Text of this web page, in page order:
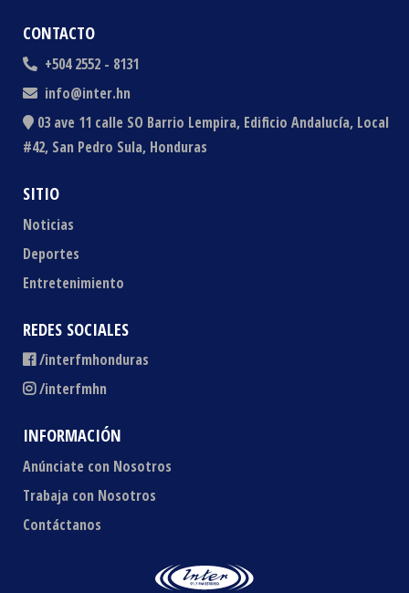
CONTACTO
+504 2552 - 8131
info@inter.hn
03 ave 11 calle SO Barrio Lempira, Edificio Andalucía, Local
#42, San Pedro Sula, Honduras
SITIO
Noticias
Deportes
Entretenimiento
REDES SOCIALES
/interfmhonduras
/interfmhn
INFORMACIÓN
Anúnciate con Nosotros
Trabaja con Nosotros
Contáctanos